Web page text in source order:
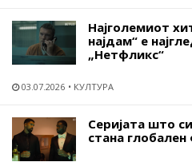
Најголемиот
најдам“ е
„Нетфликс“
03.07.2026 КУЛТУРА
Серијата што
стана